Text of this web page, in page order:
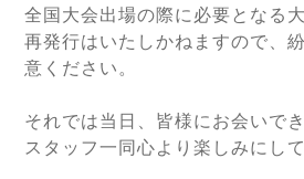
全国大会出場の際に必要となる
再発行はいたしかねますので、
意ください。
それでは当日、皆様にお会いで
スタッフ一同心より楽しみにし